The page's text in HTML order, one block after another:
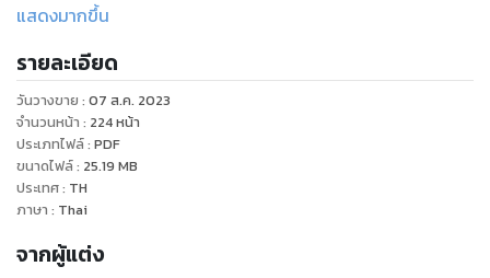
ในการเรียนรู้ฝึกฝนวิธีการพูด
จากขี้วิตกประหม่า กระทั่งกล้าขึ้นเวที
“พูดอย่างลื่นไหลในที่ชุมนุมชน ๓ นาที”
ตลอดถึงกลายเป็น “นักพูด” “นักแสดงปาฐกถา” ฯลฯ
ที่กล้าเสวนาปราศรัย
สะสมประสบการณ์จากทุกสภาพแวดล้อม
ที่สามารถพูดสะกดใจผู้ฟังทั้งหลาย
แสดงมากขึ้น
รายละเอียด
วันวางขาย : 07 ส.ค. 2023
จำนวนหน้า : 224หน้า
ประเภทไฟล์: PDF
ขนาดไฟล์: 25.19 MB
ประเทศ: TH
ภาษา : Thai
จากผู้แต่ง